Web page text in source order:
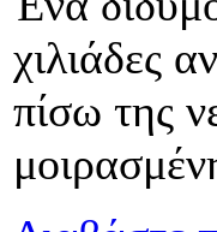
χιλιάδες
πίσω της